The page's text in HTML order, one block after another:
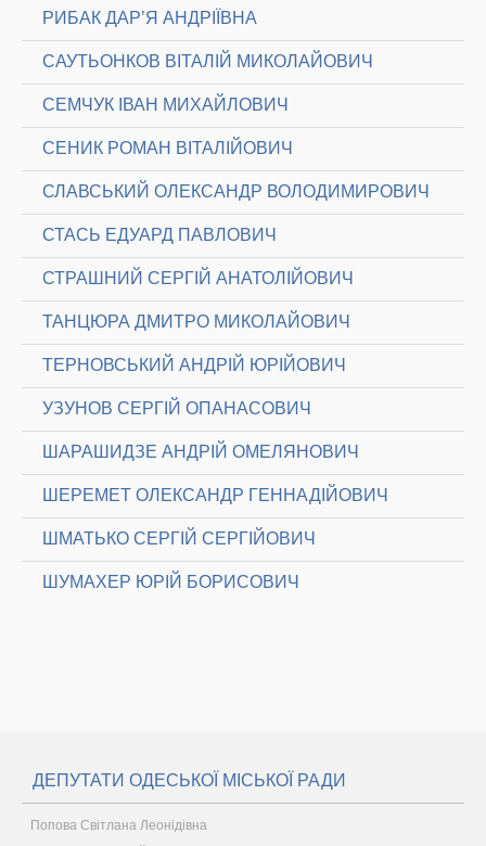
РИБАК ДАР’Я АНДРІЇВНА
САУТЬОНКОВ ВІТАЛІЙ МИКОЛАЙОВИЧ
СЕМЧУК ІВАН МИХАЙЛОВИЧ
СЕНИК РОМАН ВІТАЛІЙОВИЧ
СЛАВСЬКИЙ ОЛЕКСАНДР ВОЛОДИМИРОВИЧ
СТАСЬ ЕДУАРД ПАВЛОВИЧ
СТРАШНИЙ СЕРГІЙ АНАТОЛІЙОВИЧ
ТАНЦЮРА ДМИТРО МИКОЛАЙОВИЧ
ТЕРНОВСЬКИЙ АНДРІЙ ЮРІЙОВИЧ
УЗУНОВ СЕРГІЙ ОПАНАСОВИЧ
ШАРАШИДЗЕ АНДРІЙ ОМЕЛЯНОВИЧ
ШЕРЕМЕТ ОЛЕКСАНДР ГЕННАДІЙОВИЧ
ШМАТЬКО СЕРГІЙ СЕРГІЙОВИЧ
ШУМАХЕР ЮРІЙ БОРИСОВИЧ
ДЕПУТАТИ ОДЕСЬКОЇ МІСЬКОЇ РАДИ
Попова Світлана Леонідівна